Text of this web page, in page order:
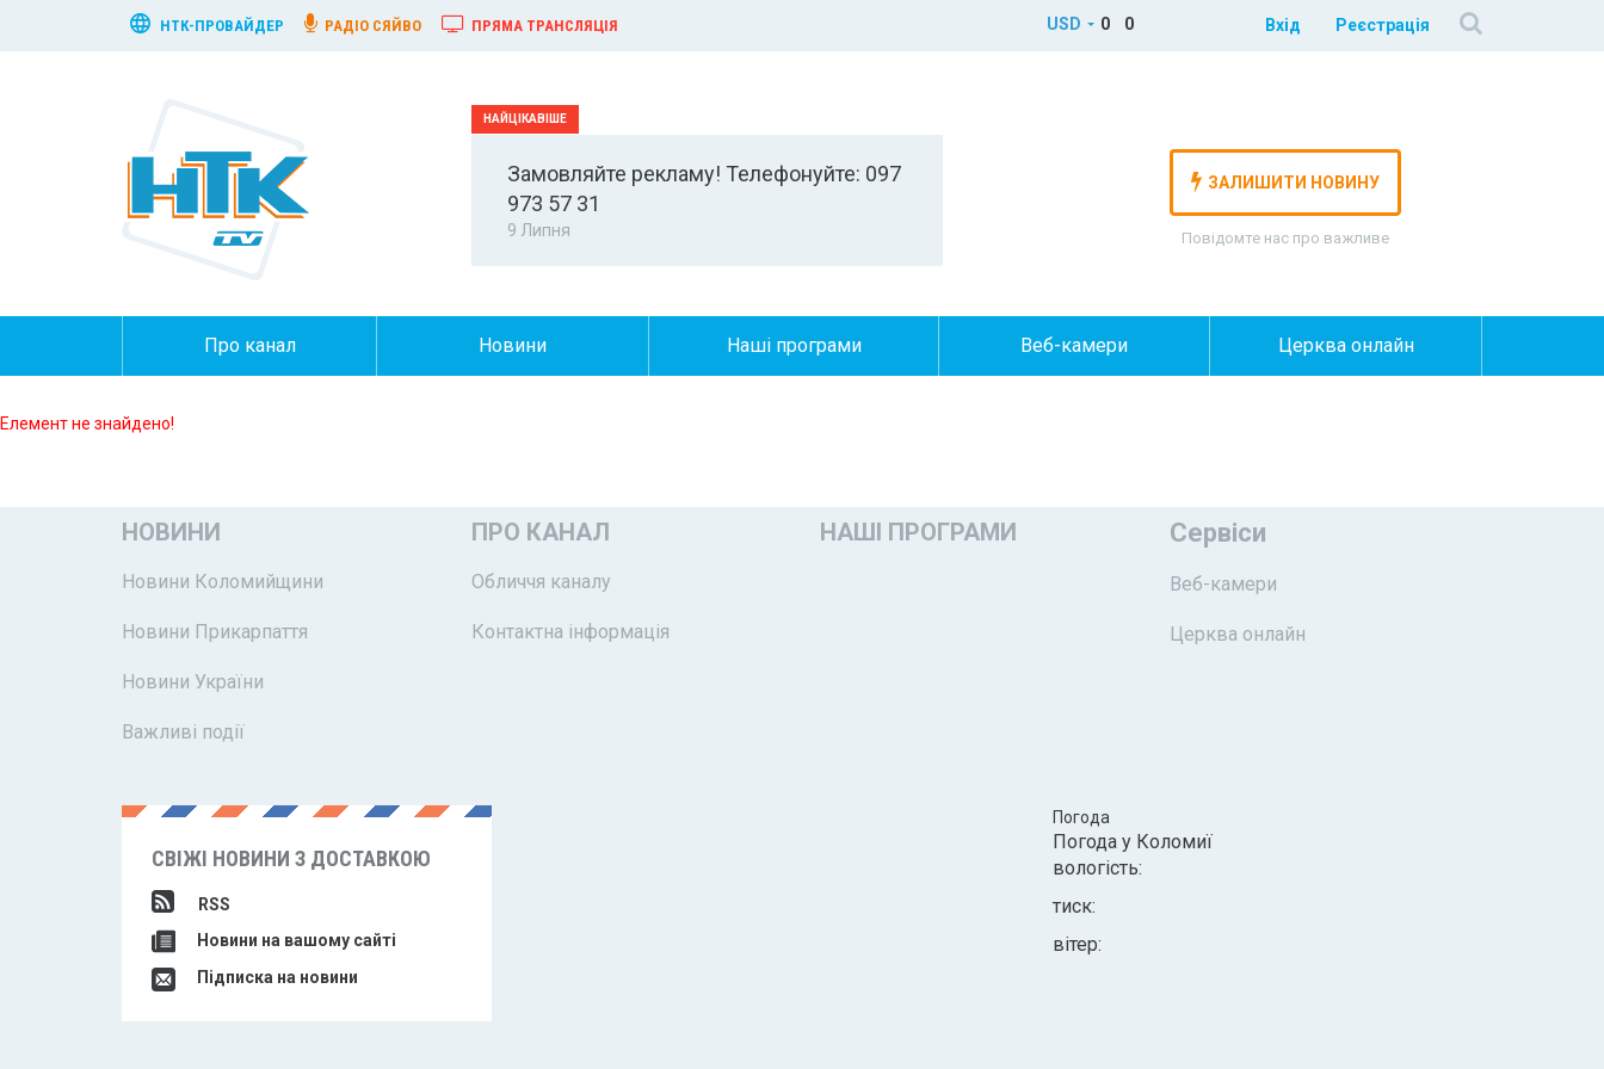
НТК-ПРОВАЙДЕР РАДІО СЯЙВО ПРЯМА ТРАНСЛЯЦІЯ USD 0 0 Вхід Реєстрація
Замовляйте рекламу! Телефонуйте: 097
973 57 31
9 Липня
ЗАЛИШИТИ НОВИНУ
Повідомте нас про важливе
Про канал Новини Наші програми Веб-камери Церква онлайн
Елемент не знайдено!
НОВИНИ
Новини Коломийщини
Новини Прикарпаття
Новини України
Важливі події
ПРО КАНАЛ
Обличчя каналу
Контактна інформація
НАШІ ПРОГРАМИ Сервіси
Веб-камери
Церква онлайн
СВІЖІ НОВИНИ З ДОСТАВКОЮ
RSS
Новини на вашому сайті
Підписка на новини
Погода
Погода у Коломиї
вологість:
тиск:
вітер: